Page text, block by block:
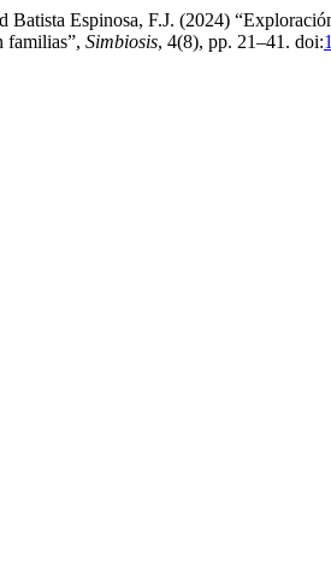
Espinosa, F.J. (2024)
familias”, Simbiosis, 4(8), pp. 21–41. doi: